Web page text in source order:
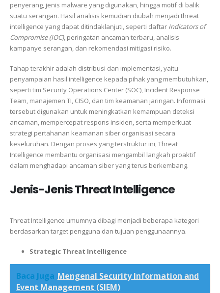
penyerang, jenis malware yang digunakan, hingga motif di balik
suatu serangan. Hasil analisis kemudian diubah menjadi threat
intelligence yang dapat ditindaklanjuti, seperti daftar Indicators of
Compromise (IOC), peringatan ancaman terbaru, analisis
kampanye serangan, dan rekomendasi mitigasi risiko.
Tahap terakhir adalah distribusi dan implementasi, yaitu
penyampaian hasil intelligence kepada pihak yang membutuhkan,
seperti tim Security Operations Center (SOC), Incident Response
Team, manajemen TI, CISO, dan tim keamanan jaringan. Informasi
tersebut digunakan untuk meningkatkan kemampuan deteksi
ancaman, mempercepat respons insiden, serta memperkuat
strategi pertahanan keamanan siber organisasi secara
keseluruhan. Dengan proses yang terstruktur ini, Threat
Intelligence membantu organisasi mengambil langkah proaktif
dalam menghadapi ancaman siber yang terus berkembang.
Jenis-Jenis Threat Intelligence
Threat Intelligence umumnya dibagi menjadi beberapa kategori
berdasarkan target pengguna dan tujuan penggunaannya.
Strategic Threat Intelligence
Baca Juga Mengenal Security Information and
Event Management (SIEM)